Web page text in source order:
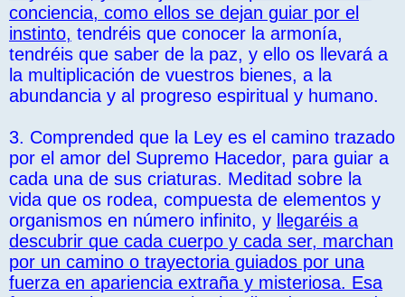
conciencia, como ellos se dejan guiar por el
instinto, tendréis que conocer la armonía,
tendréis que saber de la paz, y ello os llevará a
la multiplicación de vuestros bienes, a la
abundancia y al progreso espiritual y humano.
3. Comprended que la Ley es el camino trazado
por el amor del Supremo Hacedor, para guiar a
cada una de sus criaturas. Meditad sobre la
vida que os rodea, compuesta de elementos y
organismos en número infinito, y
llegaréis a
descubrir que cada cuerpo y cada ser, marchan
por un camino o trayectoria guiados por una
fuerza en apariencia extraña y misteriosa. Esa